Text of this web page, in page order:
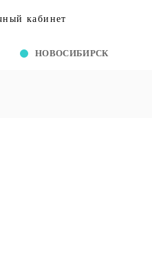
кабинет
НОВОСИБИРСК